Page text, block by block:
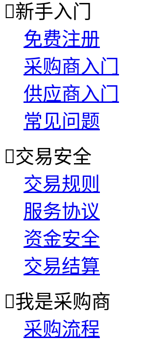
新手入门
免费注册
采购商入门
供应商入门
常见问题
交易安全
交易规则
服务协议
资金安全
交易结算
我是采购商
采购流程